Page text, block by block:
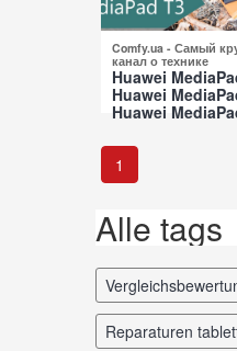
Comfy.ua - Самый
канал о технике
Huawei
Huawei
Huawei
Überprüfung
Jul 2017
1
Alle tags
reparaturen